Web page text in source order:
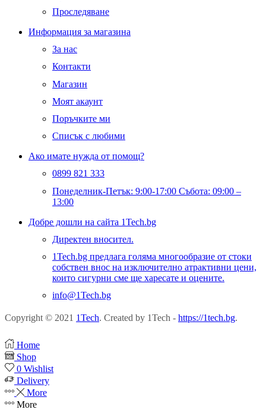
Проследяване
Информация за магазина
За нас
Контакти
Магазин
Моят акаунт
Поръчките ми
Списък с любими
Ако имате нужда от помощ?
0899 821 333
Понеделник-Петък: 9:00-17:00 Събота: 09:00 –
13:00
Добре дошли на сайта 1Tech.bg
Директен вносител.
1Tech.bg предлага голяма многообразие от стоки
собствен внос на изключително атрактивни цени,
които сигурни сме ще харесате и оцените.
info@1Tech.bg
Copyright © 2021 1Tech. Created by 1Tech - https://1tech.bg.
Home
Shop
0 Wishlist
Delivery
More
More